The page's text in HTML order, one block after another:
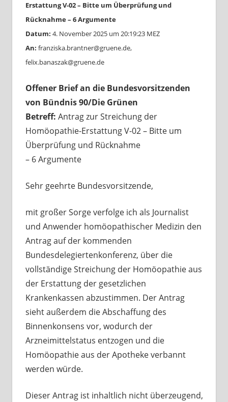
Erstattung V-02 – Bitte um Überprüfung und
Rücknahme – 6 Argumente
Datum: 4. November 2025 um 20:19:23 MEZ
An: franziska.brantner@gruene.de,
felix.banaszak@gruene.de
Offener Brief an die Bundesvorsitzenden
von Bündnis 90/Die Grünen
Betreff: Antrag zur Streichung der
Homöopathie-Erstattung V-02 – Bitte um
Überprüfung und Rücknahme
– 6 Argumente
Sehr geehrte Bundesvorsitzende,
mit großer Sorge verfolge ich als Journalist
und Anwender homöopathischer Medizin den
Antrag auf der kommenden
Bundesdelegiertenkonferenz, über die
vollständige Streichung der Homöopathie aus
der Erstattung der gesetzlichen
Krankenkassen abzustimmen. Der Antrag
sieht außerdem die Abschaffung des
Binnenkonsens vor, wodurch der
Arzneimittelstatus entzogen und die
Homöopathie aus der Apotheke verbannt
werden würde.
Dieser Antrag ist inhaltlich nicht überzeugend,